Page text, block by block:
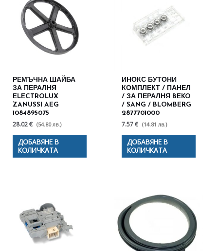
РЕМЪЧНА ШАЙБА
ЗА ПЕРАЛНЯ
ELECTROLUX
ZANUSSI AEG
1084895075
28.02 € (54.80 лв.)
ДОБАВЯНЕ В
КОЛИЧКАТА
ИНОКС БУТОНИ
КОМПЛЕКТ / ПАНЕЛ
/ ЗА ПЕРАЛНЯ BEKO
/ SANG / BLOMBERG
2877701000
7.57 € (14.81 лв.)
ДОБАВЯНЕ В
КОЛИЧКАТА